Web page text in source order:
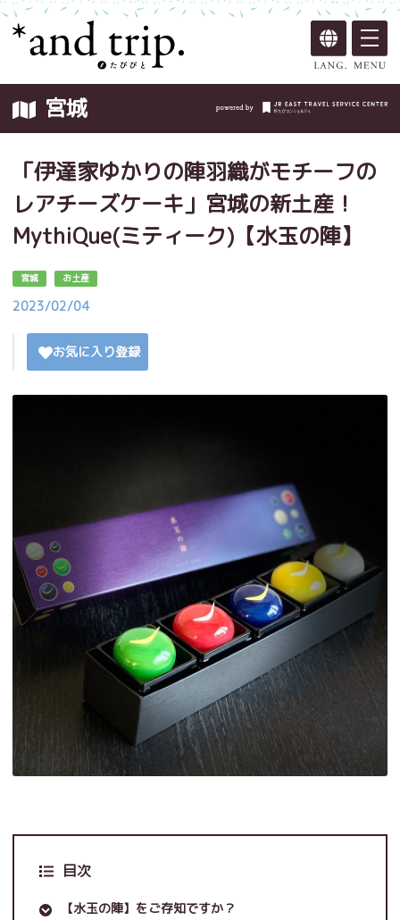
宮城
「伊達家ゆかりの陣羽織がモチーフの
レアチーズケーキ」宮城の新土産！
MythiQue(ミティーク)【水玉の陣】
宮城 お土産
2023/02/04
お気に入り登録
目次
【水玉の陣】をご存知ですか？